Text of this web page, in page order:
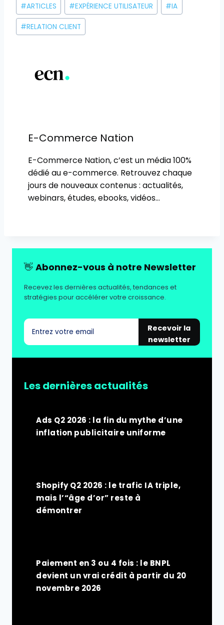
de
la
#ARTICLES #EXPÉRIENCE UTILISATEUR #IA
#RELATION CLIENT
E-Commerce Nation
E-Commerce Nation, c’est un média 100%
dédié au e-commerce. Retrouvez chaque
jours de nouveaux contenus : actualités,
webinars, études, ebooks, vidéos…
👋 Abonnez-vous à notre Newsletter
Recevez les dernières actualités, tendances et
stratégies pour accélérer votre croissance.
Recevoir la
newsletter
Les dernières actualités
Ads Q2 2026 : la fin du mythe d’une
inflation publicitaire uniforme
Shopify Q2 2026 : le trafic IA triple,
mais l’“âge d’or” reste à
démontrer
Paiement en 3 ou 4 fois : le BNPL
devient un vrai crédit à partir du 20
novembre 2026